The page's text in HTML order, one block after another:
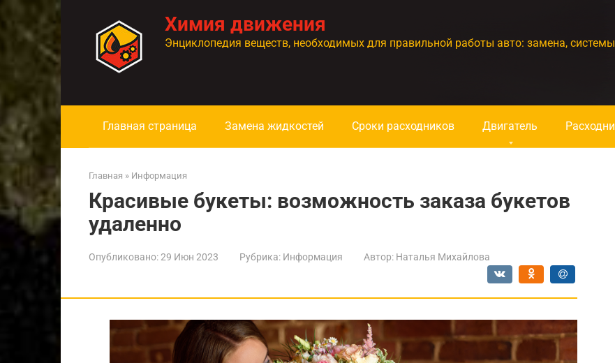
контенту
Химия движения
Энциклопедия веществ, необходимых для правильной работы авто: замена,
Главная страница Замена жидкостей Сроки расходников Двигатель
Главная » Информация
Красивые букеты: возможность заказа букетов
удаленно
Опубликовано:29 Июн 2023 Рубрика: Информация Автор: Наталья Михайлова